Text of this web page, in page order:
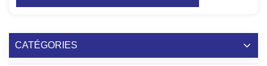
CATÉGORIES